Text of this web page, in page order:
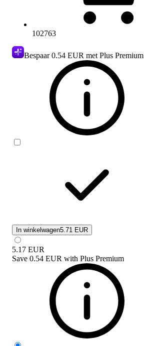
102763
Bespaar0.54 EUR met Plus Premium
In winkelwagen5.71 EUR
5.17 EUR
Save 0.54 EUR with Plus Premium